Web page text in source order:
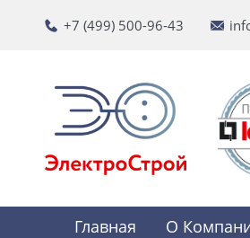
+7 (499) 500-96-43
Главная О